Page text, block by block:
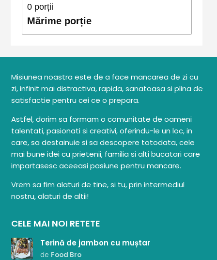
0porții
Mărime porție
Misiunea noastra este de a face mancarea de zi cu
zi, infinit mai distractiva, rapida, sanatoasa si plina de
satisfactie pentru cei ce o prepara.
Astfel, dorim sa formam o comunitate de oameni
talentati, pasionati si creativi, oferindu-le un loc, in
care, sa destainuie si sa descopere totodata, cele
mai bune idei cu prietenii, familia si alti bucatari care
impartasesc aceeasi pasiune pentru mancare.
Vrem sa fim alaturi de tine, si tu, prin intermediul
nostru, alaturi de altii!
CELE MAI NOI RETETE
Terină de jambon cu muștar
de Food Bro